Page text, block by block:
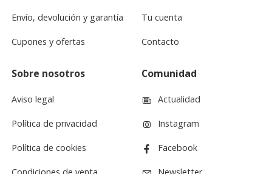
Envío, devolución y garantía
Cupones y ofertas
Tu cuenta
Contacto
Sobre nosotros
Aviso legal
Política de privacidad
Política de cookies
Comunidad
Actualidad
Instagram
Facebook